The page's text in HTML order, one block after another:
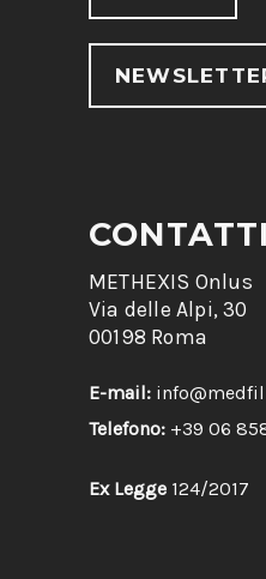
CONTATTI
METHEXIS Onlus
Via delle Alpi, 30
00198 Roma
E-mail:
Telefono: +39 06
Ex Legge 124/2017